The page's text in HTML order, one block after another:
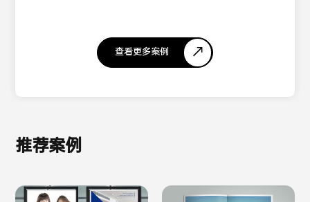
查看更多案例
推荐案例